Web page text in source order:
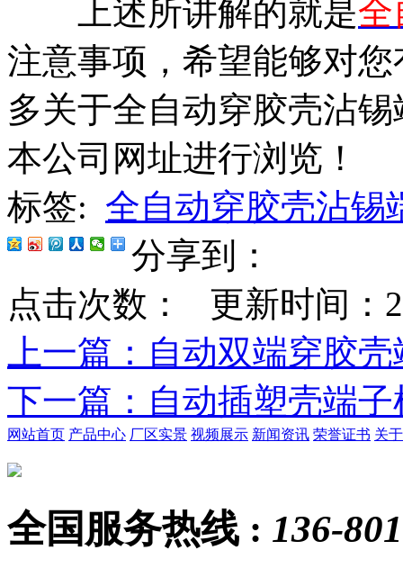
上述所讲解的就是全
注意事项，希望能够对
多关于全自动穿胶壳沾
本公司网址进行浏览！
标签: 全自动穿胶壳沾锡
分享到：
点击次数：
更新时间：
上一篇 ：自动双端穿胶
下一篇 ：自动插塑壳端
网站首页 产品中心 厂区实景 视频展示 新闻资讯 荣誉证书 关
全国服务热线 : 136-